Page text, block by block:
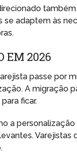
adaptem às
EM 2026
passe por
A migração
ficar.
a
Varejistas